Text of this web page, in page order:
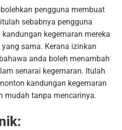
pengguna membuat
sebabnya pengguna
kegemaran mereka
sama. Kerana izinkan
anda boleh menambah
senarai kegemaran. Itulah
kandungan kegemaran
mudah tanpa mencarinya.